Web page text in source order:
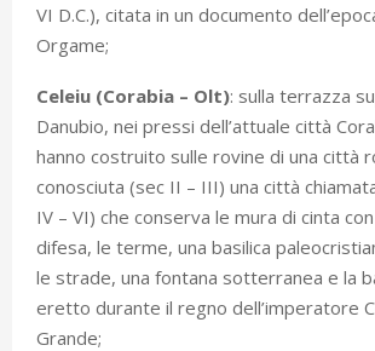
VI D.C.), citata in un documento
Orgame;
Celeiu (Corabia – Olt): sulla terrazza
Danubio, nei pressi dell’attuale città
hanno costruito sulle rovine di una città
conosciuta (sec II – III) una città
IV – VI) che conserva le mura di cinta
difesa, le terme, una basilica
le strade, una fontana sotterranea e la
eretto durante il regno dell’imperatore
Grande;